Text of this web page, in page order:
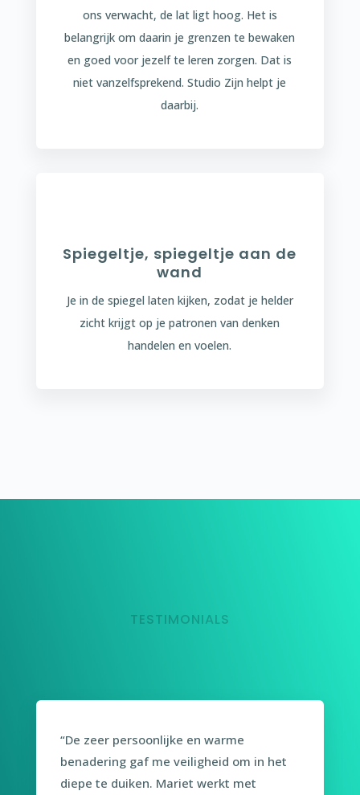
ons verwacht, de lat ligt hoog. Het is
belangrijk om daarin je grenzen te bewaken
en goed voor jezelf te leren zorgen. Dat is
niet vanzelfsprekend. Studio Zijn helpt je
daarbij.
Spiegeltje, spiegeltje aan de
wand
Je in de spiegel laten kijken, zodat je helder
zicht krijgt op je patronen van denken
handelen en voelen.
TESTIMONIALS
“De zeer persoonlijke en warme
benadering gaf me veiligheid om in het
diepe te duiken. Mariet werkt met